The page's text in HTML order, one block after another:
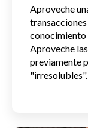
Aproveche
conocimiento
Aproveche
previamente
"irresolubles".